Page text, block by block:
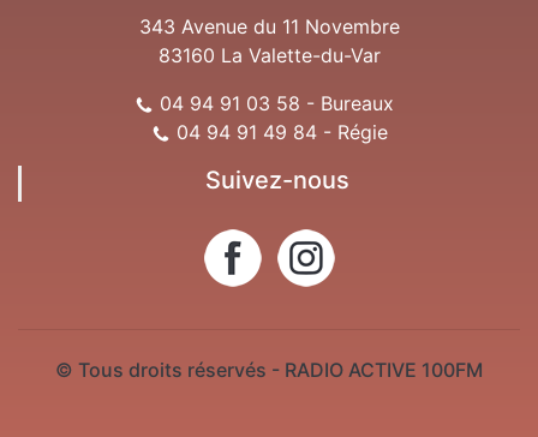
343 Avenue du 11 Novembre
83160 La Valette-du-Var
04 94 91 03 58 - Bureaux
04 94 91 49 84 - Régie
Suivez-nous
© Tous droits réservés - RADIO ACTIVE 100FM